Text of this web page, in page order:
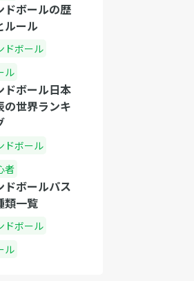
ドボールの歴
ルール
ドボール
ル
ドボール日本
の世界ランキ
ドボール
者
ドボールパス
類一覧
ドボール
ル